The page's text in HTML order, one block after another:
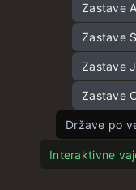
Glavna
Glavna
Glavna
Zastave
Zastave
Zastave
Zastave
Države po
Interaktivne